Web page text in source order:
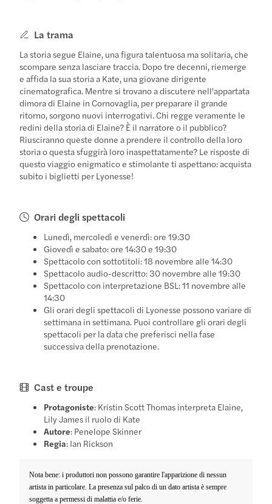
La trama
La storia segue Elaine, una figura talentuosa ma solitaria, che
scompare senza lasciare traccia. Dopo tre decenni, riemerge
e affida la sua storia a Kate, una giovane dirigente
cinematografica. Mentre si trovano a discutere nell'appartata
dimora di Elaine in Cornovaglia, per preparare il grande
ritorno, sorgono nuovi interrogativi. Chi regge veramente le
redini della storia di Elaine? È il narratore o il pubblico?
Riusciranno queste donne a prendere il controllo della loro
storia o questa sfuggirà loro inaspettatamente? Le risposte di
questo viaggio enigmatico e stimolante ti aspettano: acquista
subito i biglietti per Lyonesse!
Orari degli spettacoli
Lunedì, mercoledì e venerdì: ore 19:30
Giovedì e sabato: ore 14:30 e 19:30
Spettacolo con sottotitoli: 18 novembre alle 14:30
Spettacolo audio-descritto: 30 novembre alle 19:30
Spettacolo con interpretazione BSL: 11 novembre alle
14:30
Gli orari degli spettacoli di Lyonesse possono variare di
settimana in settimana. Puoi controllare gli orari degli
spettacoli per la data che preferisci nella fase
successiva della prenotazione.
Cast e troupe
Protagoniste: Kristin Scott Thomas interpreta Elaine,
Lily James il ruolo di Kate
Autore: Penelope Skinner
Regia: Ian Rickson
Nota bene: i produttori non possono garantire l'apparizione di nessun
artista in particolare. La presenza sul palco di un dato artista è sempre
soggetta a permessi di malattia e/o ferie.